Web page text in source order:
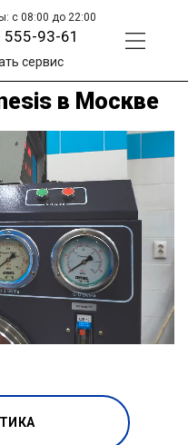
с 08:00 до 22:00
555-93-61
сервис
в Москве